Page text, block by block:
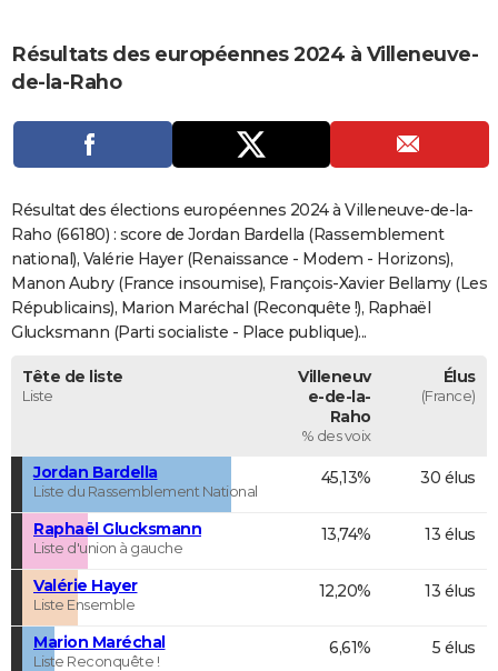
Carte de Noël
Carte Bonne année
Carte Saint-Valentin
Carte Pâques
Carte d'anniversaire
COPAINS D'AVANT
AVIS DE DÉCÈS
FORUM
Bricolage
Lifestyle
Culture
Sport
Auto
Television
Voyage
Cinema
Résultats des européennes 2024 à Villeneuve-
de-la-Raho
Résultat des élections européennes 2024 à Villeneuve-de-la-
Raho (66180) : score de Jordan Bardella (Rassemblement
national), Valérie Hayer (Renaissance - Modem - Horizons),
Manon Aubry (France insoumise), François-Xavier Bellamy (Les
Républicains), Marion Maréchal (Reconquête !), Raphaël
Glucksmann (Parti socialiste - Place publique)...
Tête de liste
Liste
Villeneuv
e-de-la-
Raho
% des voix
Élus
(France)
Jordan Bardella
Liste du Rassemblement National
45,13% 30 élus
Raphaël Glucksmann
Liste d'union à gauche
13,74% 13 élus
Valérie Hayer
Liste Ensemble
12,20% 13 élus
Marion Maréchal
Liste Reconquête !
6,61% 5 élus